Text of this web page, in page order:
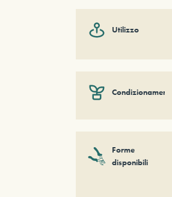
Utilizzo
Condizionamento
Forme
disponibili